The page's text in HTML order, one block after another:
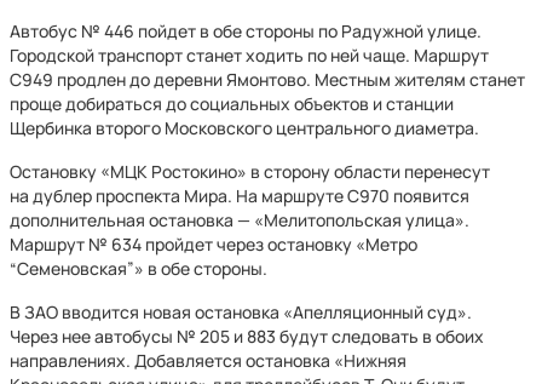
Автобус № 446 пойдет в обе стороны по Радужной улице.
Городской транспорт станет ходить по ней чаще. Маршрут
С949 продлен до деревни Ямонтово. Местным жителям станет
проще добираться до социальных объектов и станции
Щербинка второго Московского центрального диаметра.
Остановку «МЦК Ростокино» в сторону области перенесут
на дублер проспекта Мира. На маршруте С970 появится
дополнительная остановка — «Мелитопольская улица».
Маршрут № 634 пройдет через остановку «Метро
“Семеновская”» в обе стороны.
В ЗАО вводится новая остановка «Апелляционный суд».
Через нее автобусы № 205 и 883 будут следовать в обоих
направлениях. Добавляется остановка «Нижняя